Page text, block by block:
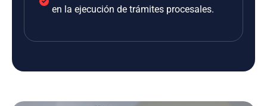
en la ejecución de trámites procesales.